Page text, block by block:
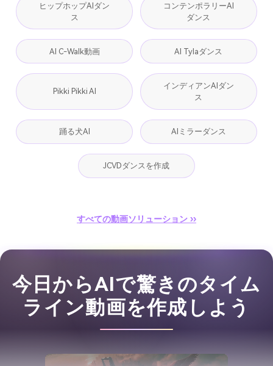
ヒップホップAIダン
ス
コンテンポラリーAI
ダンス
AI C-Walk動画 AI Tylaダンス
Pikki Pikki AI
インディアンAIダン
ス
踊る犬AI AIミラーダンス
JCVDダンスを作成
すべての動画ソリューション ››
今日からAIで驚きのタイム
ライン動画を作成しよう